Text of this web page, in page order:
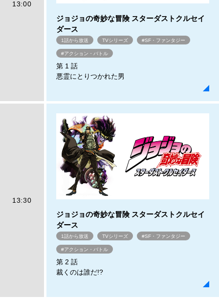
13:00
ジョジョの奇妙な冒険 スターダストクルセイ
ダース
1話から放送 TVシリーズ #SF・ファンタジー
#アクション・バトル
第 1 話
悪霊にとりつかれた男
13:30
ジョジョの奇妙な冒険 スターダストクルセイ
ダース
1話から放送 TVシリーズ #SF・ファンタジー
#アクション・バトル
第 2 話
裁くのは誰だ!?